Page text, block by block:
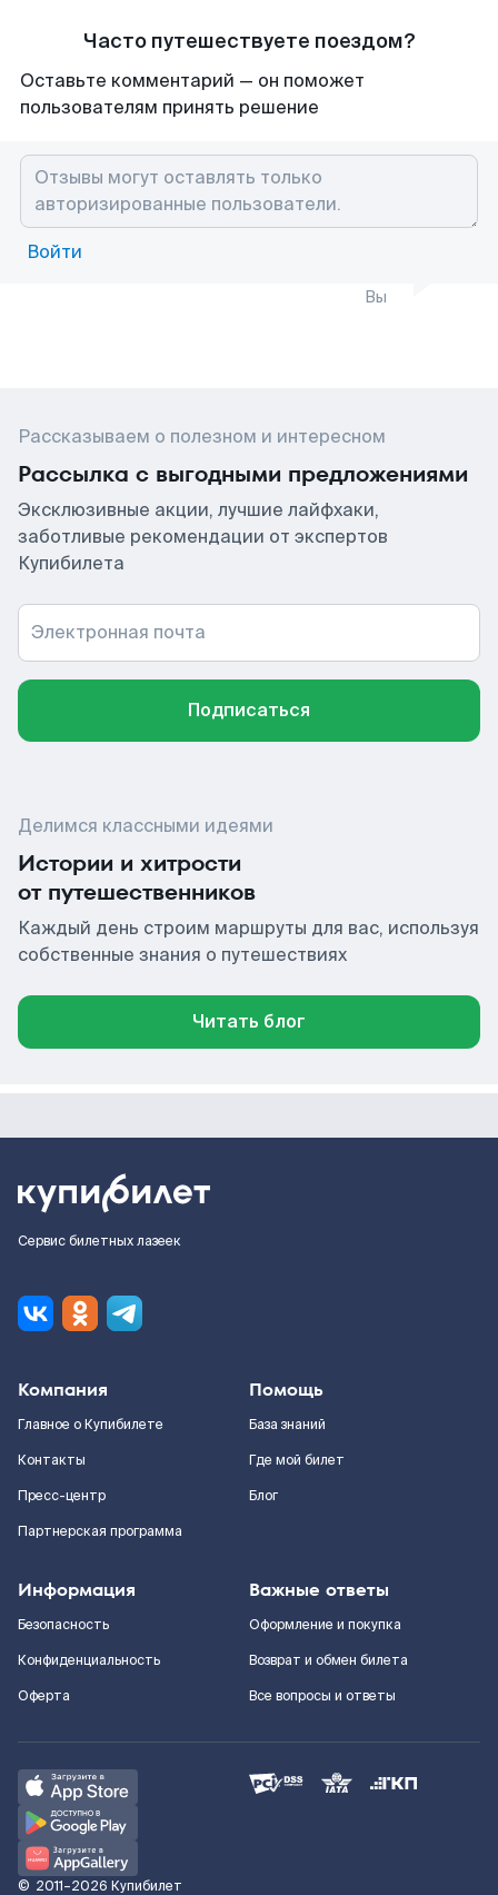
Часто путешествуете поездом?
Оставьте комментарий — он поможет
пользователям принять решение
Войти
Вы
Рассказываем о полезном и интересном
Рассылка с выгодными предложениями
Эксклюзивные акции, лучшие лайфхаки,
заботливые рекомендации от экспертов
Купибилета
Электронная почта
Подписаться
Делимся классными идеями
Истории и хитрости
от путешественников
Каждый день строим маршруты для вас, используя
собственные знания о путешествиях
Читать блог
Сервис билетных лазеек
Компания
Главное о Купибилете
Контакты
Пресс-центр
Партнерская программа
Помощь
База знаний
Где мой билет
Блог
Информация
Безопасность
Конфиденциальность
Оферта
Важные ответы
Оформление и покупка
Возврат и обмен билета
Все вопросы и ответы
© 2011–2026 Купибилет